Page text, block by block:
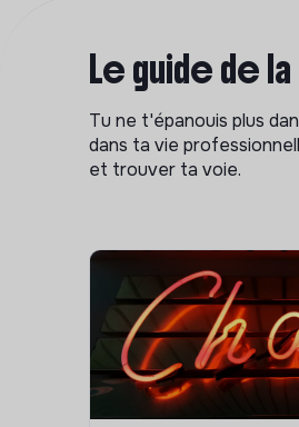
Le guide de
Tu ne t'épanouis plus
dans ta vie
et trouver ta voie.